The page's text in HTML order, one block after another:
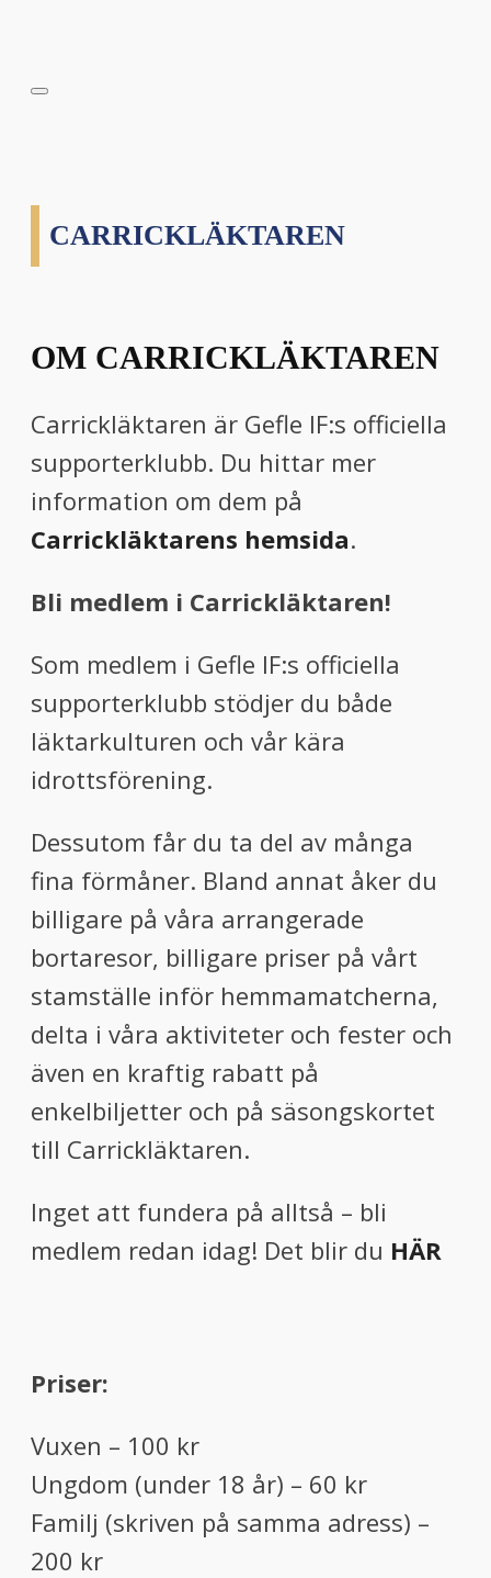
CARRICKLÄKTAREN
OM CARRICKLÄKTAREN
Carrickläktaren är Gefle IF:s officiella
supporterklubb. Du hittar mer
information om dem på
Carrickläktarens hemsida.
Bli medlem i Carrickläktaren!
Som medlem i Gefle IF:s officiella
supporterklubb stödjer du både
läktarkulturen och vår kära
idrottsförening.
Dessutom får du ta del av många
fina förmåner. Bland annat åker du
billigare på våra arrangerade
bortaresor, billigare priser på vårt
stamställe inför hemmamatcherna,
delta i våra aktiviteter och fester och
även en kraftig rabatt på
enkelbiljetter och på säsongskortet
till Carrickläktaren.
Inget att fundera på alltså – bli
medlem redan idag! Det blir du HÄR
Priser:
Vuxen – 100 kr
Ungdom (under 18 år) – 60 kr
Familj (skriven på samma adress) –
200 kr